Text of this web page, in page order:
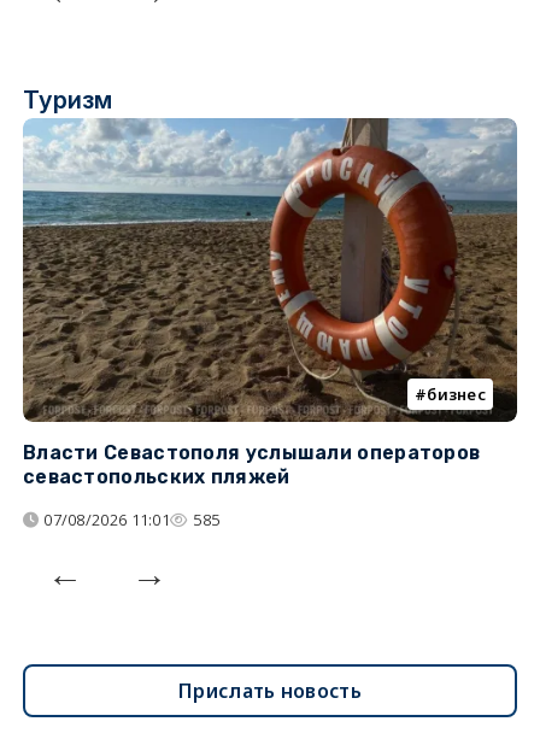
Туризм
бизнес
Власти Севастополя услышали операторов
севастопольских пляжей
07/08/2026 11:01 585
Прислать новость